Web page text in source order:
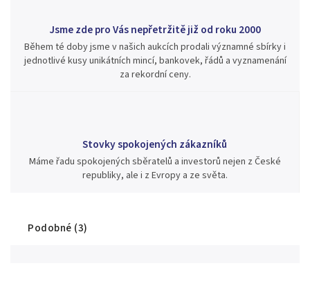
Jsme zde pro Vás nepřetržitě již od roku 2000
Během té doby jsme v našich aukcích prodali významné sbírky i
jednotlivé kusy unikátních mincí, bankovek, řádů a vyznamenání
za rekordní ceny.
Stovky spokojených zákazníků
Máme řadu spokojených sběratelů a investorů nejen z České
republiky, ale i z Evropy a ze světa.
Podobné (3)